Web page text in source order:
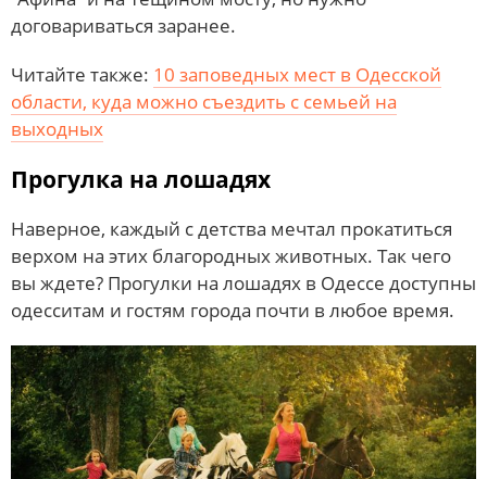
договариваться заранее.
Читайте также: 10 заповедных мест в Одесской
области, куда можно съездить с семьей на
выходных
Прогулка на лошадях
Наверное, каждый с детства мечтал прокатиться
верхом на этих благородных животных. Так чего
вы ждете? Прогулки на лошадях в Одессе доступны
одесситам и гостям города почти в любое время.